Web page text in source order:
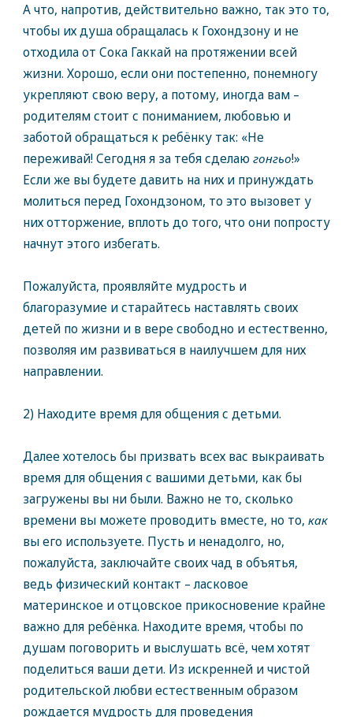
А что, напротив, действительно важно, так это то,
чтобы их душа обращалась к Гохондзону и не
отходила от Сока Гаккай на протяжении всей
жизни. Хорошо, если они постепенно, понемногу
укрепляют свою веру, а потому, иногда вам –
родителям стоит с пониманием, любовью и
заботой обращаться к ребёнку так: «Не
переживай! Сегодня я за тебя сделаю гонгьо!»
Если же вы будете давить на них и принуждать
молиться перед Гохондзоном, то это вызовет у
них отторжение, вплоть до того, что они попросту
начнут этого избегать.
Пожалуйста, проявляйте мудрость и
благоразумие и старайтесь наставлять своих
детей по жизни и в вере свободно и естественно,
позволяя им развиваться в наилучшем для них
направлении.
2) Находите время для общения с детьми.
Далее хотелось бы призвать всех вас выкраивать
время для общения с вашими детьми, как бы
загружены вы ни были. Важно не то, сколько
времени вы можете проводить вместе, но то, как
вы его используете. Пусть и ненадолго, но,
пожалуйста, заключайте своих чад в объятья,
ведь физический контакт – ласковое
материнское и отцовское прикосновение крайне
важно для ребёнка. Находите время, чтобы по
душам поговорить и выслушать всё, чем хотят
поделиться ваши дети. Из искренней и чистой
родительской любви естественным образом
рождается мудрость для проведения